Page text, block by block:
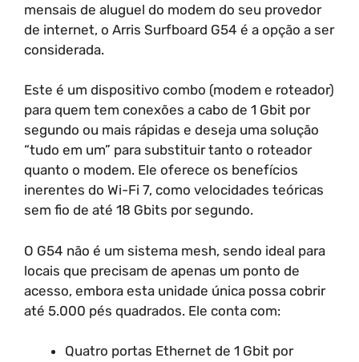
mensais de aluguel do modem do seu provedor
de internet, o Arris Surfboard G54 é a opção a ser
considerada.
Este é um dispositivo combo (modem e roteador)
para quem tem conexões a cabo de 1 Gbit por
segundo ou mais rápidas e deseja uma solução
“tudo em um” para substituir tanto o roteador
quanto o modem. Ele oferece os benefícios
inerentes do Wi-Fi 7, como velocidades teóricas
sem fio de até 18 Gbits por segundo.
O G54 não é um sistema mesh, sendo ideal para
locais que precisam de apenas um ponto de
acesso, embora esta unidade única possa cobrir
até 5.000 pés quadrados. Ele conta com:
Quatro portas Ethernet de 1 Gbit por